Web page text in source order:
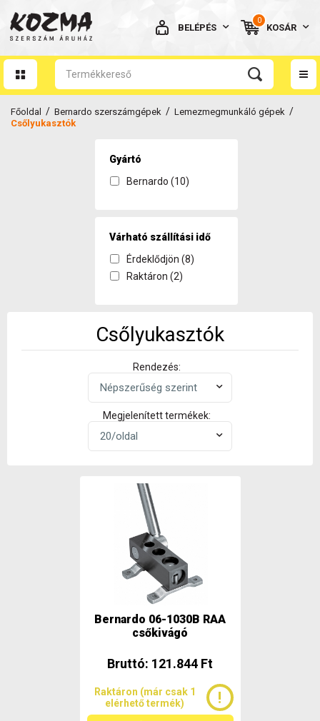
BELÉPÉS
BELÉPÉS
NINCS MÉG FIÓKOM
0
KOSÁR
Főoldal / Bernardo szerszámgépek / Lemezmegmunkáló gépek /
Csőlyukasztók
Gyártó
Bernardo (10)
Várható szállítási idő
Érdeklődjön (8)
Raktáron (2)
Csőlyukasztók
Rendezés:
Megjelenített termékek:
Bernardo 06-1030B RAA
csőkivágó
Bruttó: 121.844 Ft
Raktáron (már csak 1
elérhető termék)